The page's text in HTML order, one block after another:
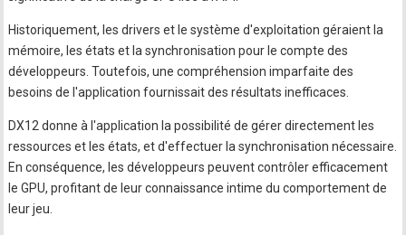
Historiquement, les drivers et le système d'exploitation géraient la
mémoire, les états et la synchronisation pour le compte des
développeurs. Toutefois, une compréhension imparfaite des
besoins de l'application fournissait des résultats inefficaces.
DX12 donne à l'application la possibilité de gérer directement les
ressources et les états, et d'effectuer la synchronisation nécessaire.
En conséquence, les développeurs peuvent contrôler efficacement
le GPU, profitant de leur connaissance intime du comportement de
leur jeu.